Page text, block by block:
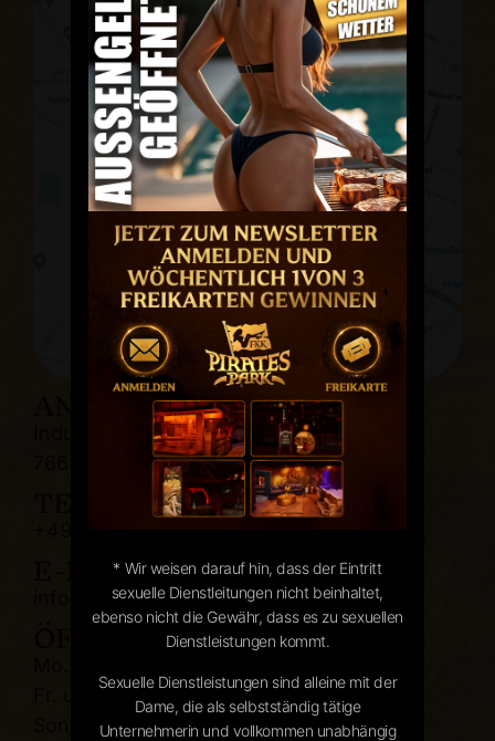
ANFAHRT
Industriestraße 8A
76646 Bruchsal
TELEFON:
+49 7251 9295650
E-MAIL:
info@fkk-piratespark.de
ÖFFNUNGSZEITEN:
Fr. und Sa. 12 Uhr - 04 Uhr
Sonntag 12 Uhr - 00
* Wir weisen darauf hin, dass der Eintritt
sexuelle Dienstleitungen nicht beinhaltet,
ebenso nicht die Gewähr, dass es zu sexuellen
Dienstleistungen kommt.
Sexuelle Dienstleistungen sind alleine mit der
Dame, die als selbstständig tätige
Unternehmerin und vollkommen unabhängig